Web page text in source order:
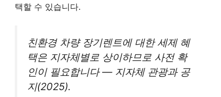
택할 수 있습니다.
친환경 차량 장기렌트에 대한 세제 혜
택은 지자체별로 상이하므로 사전 확
인이 필요합니다 — 지자체 관광과 공
지(2025).